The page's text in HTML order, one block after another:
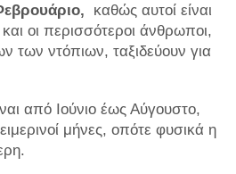
καθώς αυτοί είναι
και οι περισσότεροι άνθρωποι,
των ντόπιων, ταξιδεύουν για
από Ιούνιο έως Αύγουστο,
μήνες, οπότε φυσικά η